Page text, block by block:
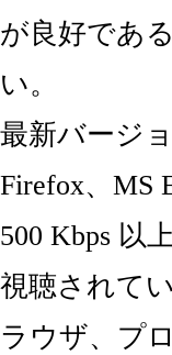
が良好であ
い。
最新バージョ
Firefox、MS
500 Kbps 以
視聴されて
ラウザ、プ